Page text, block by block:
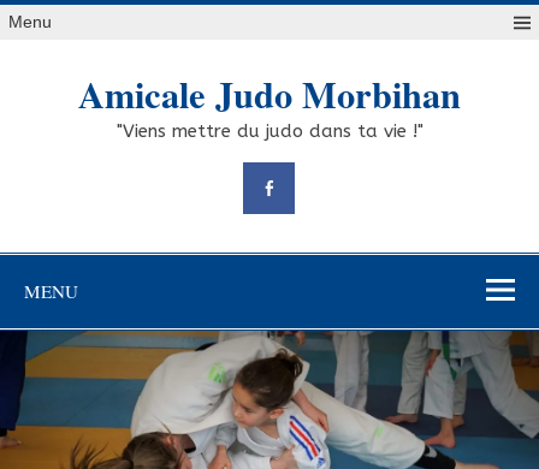
Skip
toMenu
Amicale Judo Morbihan
"Viens mettre du judo dans ta vie !"
MENU